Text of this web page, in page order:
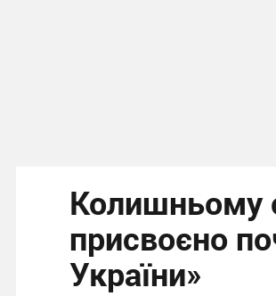
Колишньому
присвоєно
України»